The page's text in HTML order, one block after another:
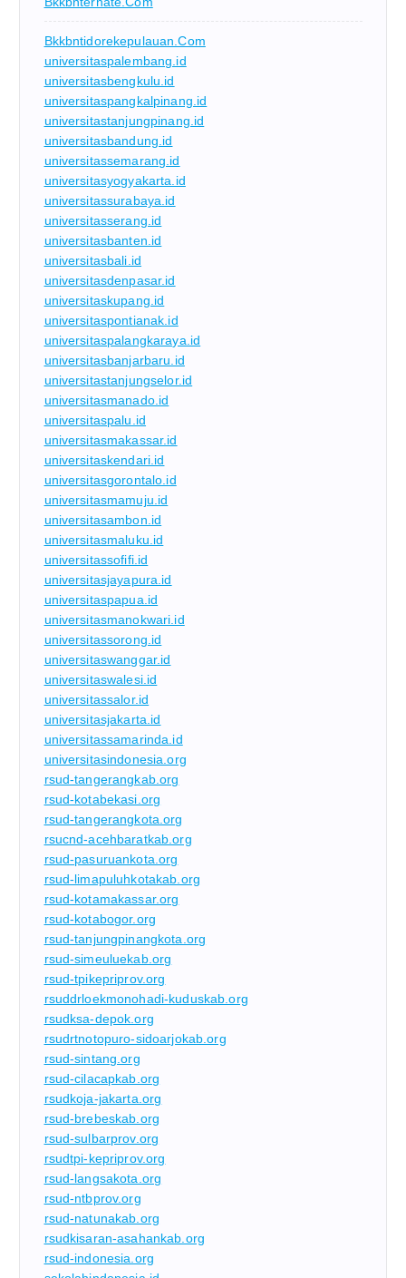
Bkkbntidorekepulauan.com
universitaspalembang.id
universitasbengkulu.id
universitaspangkalpinang.id
universitastanjungpinang.id
universitasbandung.id
universitassemarang.id
universitasyogyakarta.id
universitassurabaya.id
universitasserang.id
universitasbanten.id
universitasbali.id
universitasdenpasar.id
universitaskupang.id
universitaspontianak.id
universitaspalangkaraya.id
universitasbanjarbaru.id
universitastanjungselor.id
universitasmanado.id
universitaspalu.id
universitasmakassar.id
universitaskendari.id
universitasgorontalo.id
universitasmamuju.id
universitasambon.id
universitasmaluku.id
universitassofifi.id
universitasjayapura.id
universitaspapua.id
universitasmanokwari.id
universitassorong.id
universitaswanggar.id
universitaswalesi.id
universitassalor.id
universitasjakarta.id
universitassamarinda.id
universitasindonesia.org
rsud-tangerangkab.org
rsud-kotabekasi.org
rsud-tangerangkota.org
rsucnd-acehbaratkab.org
rsud-pasuruankota.org
rsud-limapuluhkotakab.org
rsud-kotamakassar.org
rsud-kotabogor.org
rsud-tanjungpinangkota.org
rsud-simeuluekab.org
rsud-tpikepriprov.org
rsuddrloekmonohadi-kuduskab.org
rsudksa-depok.org
rsudrtnotopuro-sidoarjokab.org
rsud-sintang.org
rsud-cilacapkab.org
rsudkoja-jakarta.org
rsud-brebeskab.org
rsud-sulbarprov.org
rsudtpi-kepriprov.org
rsud-langsakota.org
rsud-ntbprov.org
rsud-natunakab.org
rsudkisaran-asahankab.org
rsud-indonesia.org